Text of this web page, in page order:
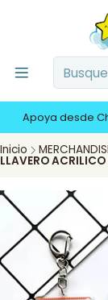
Apoya desde
Inicio
LLAVERO